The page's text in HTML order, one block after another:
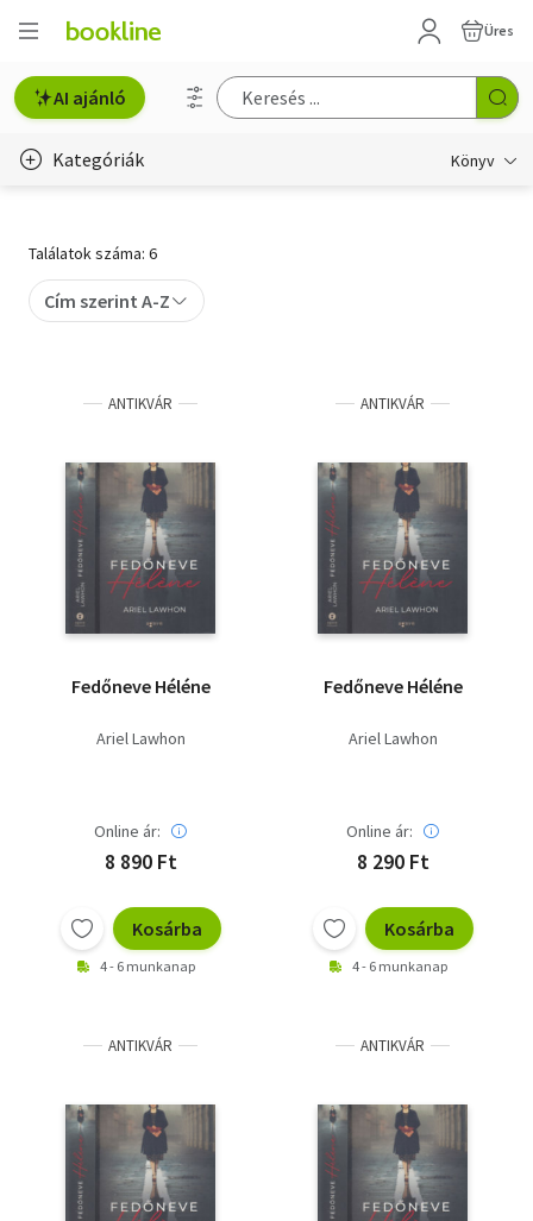
Üres
AI ajánló
Kategóriák Könyv
Gyermek- és ifjúsági
Művészet
Szakkönyv
Szótár, nyelvkönyv
Tankönyv, segédkönyv
Társadalomtudomány
Természettudomány
Találatok száma: 6
Cím szerint A-Z
ANTIKVÁR
Fedőneve Héléne
Ariel Lawhon
Online ár:
8 890 Ft
Kosárba
4 - 6 munkanap
ANTIKVÁR
Fedőneve Héléne
Ariel Lawhon
Online ár:
8 290 Ft
Kosárba
4 - 6 munkanap
ANTIKVÁR ANTIKVÁR